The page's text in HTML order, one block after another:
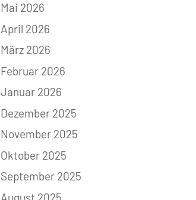
Mai 2026
April 2026
März 2026
Februar 2026
Januar 2026
Dezember 2025
November 2025
Oktober 2025
September 2025
August 2025